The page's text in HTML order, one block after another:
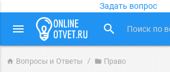
Задать вопрос
menu search
home Вопросы и Ответы folder Право